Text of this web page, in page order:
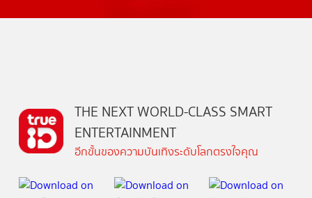
THE NEXT WORLD-CLASS SMART
ENTERTAINMENT
อีกขั้นของความบันเทิงระดับโลกตรงใจคุณ